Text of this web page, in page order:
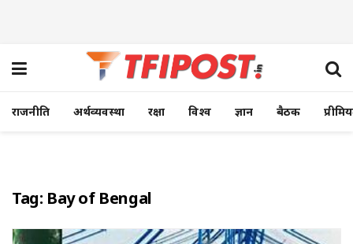
राजनीति अर्थव्यवस्था रक्षा विश्व ज्ञान बैठक
Tag: Bay of Bengal